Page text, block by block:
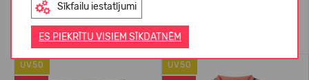
Sīkfailu iestatījumi
ES PIEKRĪTU VISIEM SĪKDATNĒM
Līdzīgas preces
UV50 UV50